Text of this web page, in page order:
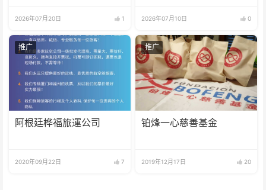
2026年07月20日 1 2026年07月10日 0
推广
阿根廷桦福旅運公司
2020年09月22日 7
推广
铂烽一心慈善基金
2019年12月17日 20